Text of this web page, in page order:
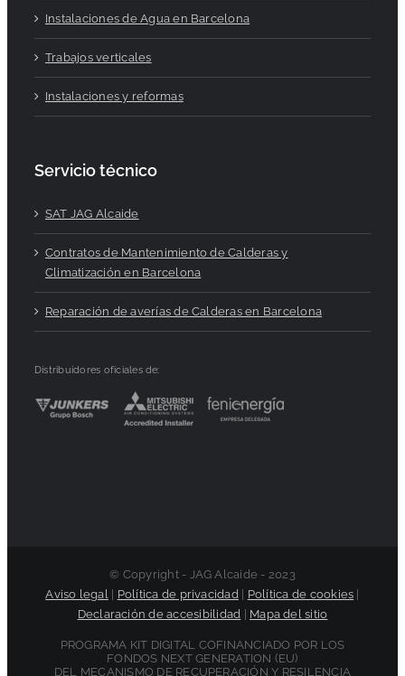
Instalaciones de Agua en Barcelona
Trabajos verticales
Instalaciones y reformas
Servicio técnico
SAT JAG Alcaide
Contratos de Mantenimiento de Calderas y
Climatización en Barcelona
Reparación de averías de Calderas en Barcelona
Distribuidores oficiales de:
© Copyright - JAG Alcaide - 2023
Aviso legal| Política de privacidad| Política de cookies
Declaración de accesibilidad
Mapa del sitio
PROGRAMA KIT DIGITAL COFINANCIADO POR LOS
FONDOS NEXT GENERATION (EU)
DEL MECANISMO DE RECUPERACIÓN Y RESILENCIA